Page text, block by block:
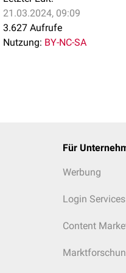
21.03.2024, 09:09
3.627 Aufrufe
Nutzung: BY-NC-SA
Für
Werbung
Login Services
Content